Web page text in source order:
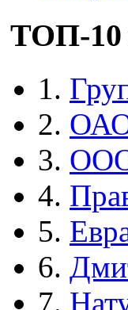
ТОП-10
1.
2.
3.
4.
5.
6.
7.